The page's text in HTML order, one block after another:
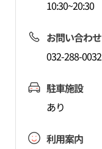
10:30~20:30
お問い合わせ
032-288-0032
駐車施設
あり
利用案内